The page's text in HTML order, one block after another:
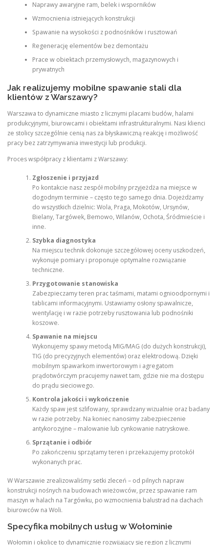
Naprawy awaryjne ram, belek i wsporników
Wzmocnienia istniejących konstrukcji
Spawanie na wysokości z podnośników i rusztowań
Regenerację elementów bez demontażu
Prace w obiektach przemysłowych, magazynowych i
prywatnych
Jak realizujemy mobilne spawanie stali dla
klientów z Warszawy?
Warszawa to dynamiczne miasto z licznymi placami budów, halami
produkcyjnymi, biurowcami i obiektami infrastrukturalnymi. Nasi klienci
ze stolicy szczególnie cenią nas za błyskawiczną reakcję i możliwość
pracy bez zatrzymywania inwestycji lub produkcji.
Proces współpracy z klientami z Warszawy:
Zgłoszenie i przyjazd
Po kontakcie nasz zespół mobilny przyjeżdża na miejsce w
dogodnym terminie – często tego samego dnia. Dojeżdżamy
do wszystkich dzielnic: Wola, Praga, Mokotów, Ursynów,
Bielany, Targówek, Bemowo, Wilanów, Ochota, Śródmieście i
inne.
Szybka diagnostyka
Na miejscu technik dokonuje szczegółowej oceny uszkodzeń,
wykonuje pomiary i proponuje optymalne rozwiązanie
techniczne.
Przygotowanie stanowiska
Zabezpieczamy teren prac taśmami, matami ognioodpornymi i
tablicami informacyjnymi. Ustawiamy osłony spawalnicze,
wentylację i w razie potrzeby rusztowania lub podnośniki
koszowe.
Spawanie na miejscu
Wykonujemy spawy metodą MIG/MAG (do dużych konstrukcji),
TIG (do precyzyjnych elementów) oraz elektrodową. Dzięki
mobilnym spawarkom inwertorowym i agregatom
prądotwórczym pracujemy nawet tam, gdzie nie ma dostępu
do prądu sieciowego.
Kontrola jakości i wykończenie
Każdy spaw jest szlifowany, sprawdzany wizualnie oraz badany
w razie potrzeby. Na koniec nanosimy zabezpieczenie
antykorozyjne – malowanie lub cynkowanie natryskowe.
Sprzątanie i odbiór
Po zakończeniu sprzątamy teren i przekazujemy protokół
wykonanych prac.
W Warszawie zrealizowaliśmy setki zleceń – od pilnych napraw
konstrukcji nośnych na budowach wieżowców, przez spawanie ram
maszyn w halach na Targówku, po wzmocnienia balustrad na dachach
biurowców na Woli.
Specyfika mobilnych usług w Wołominie
Wołomin i okolice to dynamicznie rozwijający się region z licznymi